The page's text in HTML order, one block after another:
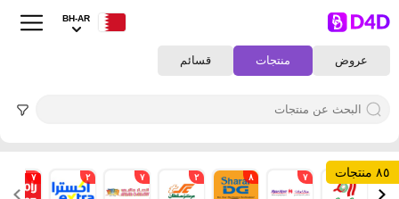
عروض منتجات قسائم
BH-AR
٨٥ منتجات ٨ ٧ ٨ ٢ ٧ ٢ ٧